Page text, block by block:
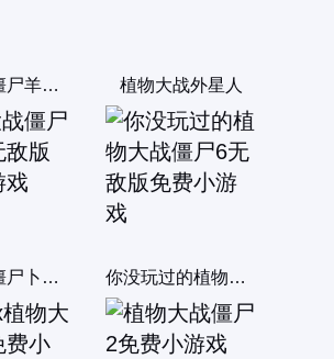
植物大战僵尸羊年版 植物大战外星人
植物大战僵尸卜派版无敌版 你没玩过的植物大战僵尸6无敌版